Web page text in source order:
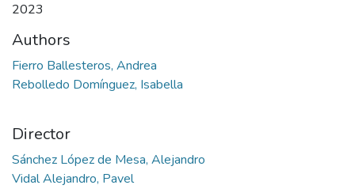
2023
Authors
Fierro Ballesteros, Andrea
Rebolledo Domínguez, Isabella
Director
Sánchez López de Mesa, Alejandro
Vidal Alejandro, Pavel